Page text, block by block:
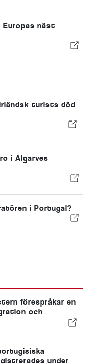
Europas näst
turists död
i Algarves
i Portugal?
förespråkar en
och
väg för
under